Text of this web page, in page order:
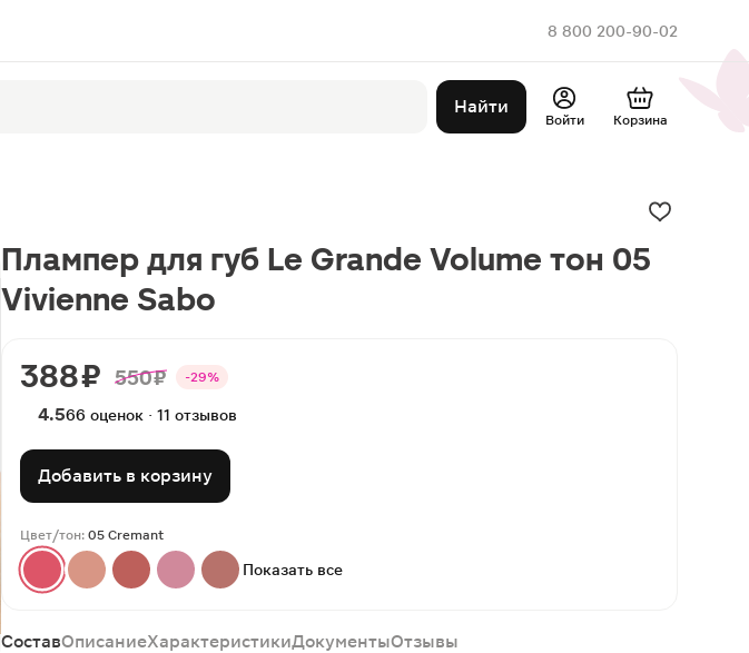
8 800 200-90-02
Найти
Войти Корзина
Плампер для губ Le Grande Volume тон 05
Vivienne Sabo
388 ₽ 550 ₽ -29%
4.566 оценок · 11 отзывов
Добавить в корзину
Цвет/тон: 05 Сremant
Показать все
СоставОписаниеХарактеристикиДокументыОтзывы